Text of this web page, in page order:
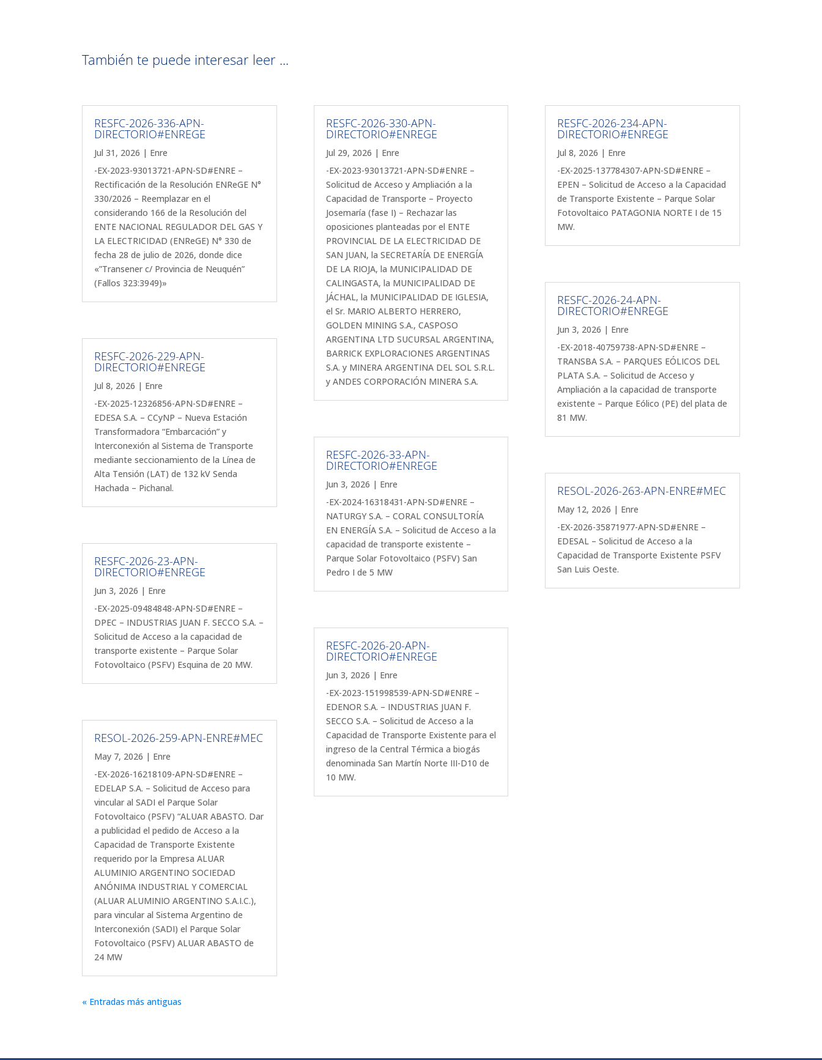
También te puede interesar leer ...
RESFC-2026-336-APN-
DIRECTORIO#ENREGE
Jul 31, 2026 | Enre
-EX-2023-93013721-APN-SD#ENRE –
Rectificación de la Resolución ENReGE N°
330/2026 – Reemplazar en el
considerando 166 de la Resolución del
ENTE NACIONAL REGULADOR DEL GAS Y
LA ELECTRICIDAD (ENReGE) N° 330 de
fecha 28 de julio de 2026, donde dice
«”Transener c/ Provincia de Neuquén”
(Fallos 323:3949)»
RESFC-2026-229-APN-
DIRECTORIO#ENREGE
Jul 8, 2026 | Enre
-EX-2025-12326856-APN-SD#ENRE –
EDESA S.A. – CCyNP – Nueva Estación
Transformadora “Embarcación” y
Interconexión al Sistema de Transporte
mediante seccionamiento de la Línea de
Alta Tensión (LAT) de 132 kV Senda
Hachada – Pichanal.
RESFC-2026-23-APN-
DIRECTORIO#ENREGE
Jun 3, 2026 | Enre
-EX-2025-09484848-APN-SD#ENRE –
DPEC – INDUSTRIAS JUAN F. SECCO S.A. –
Solicitud de Acceso a la capacidad de
transporte existente – Parque Solar
Fotovoltaico (PSFV) Esquina de 20 MW.
RESOL-2026-259-APN-ENRE#MEC
May 7, 2026 | Enre
-EX-2026-16218109-APN-SD#ENRE –
EDELAP S.A. – Solicitud de Acceso para
vincular al SADI el Parque Solar
Fotovoltaico (PSFV) “ALUAR ABASTO. Dar
a publicidad el pedido de Acceso a la
Capacidad de Transporte Existente
requerido por la Empresa ALUAR
ALUMINIO ARGENTINO SOCIEDAD
ANÓNIMA INDUSTRIAL Y COMERCIAL
(ALUAR ALUMINIO ARGENTINO S.A.I.C.),
para vincular al Sistema Argentino de
Interconexión (SADI) el Parque Solar
Fotovoltaico (PSFV) ALUAR ABASTO de
24 MW
RESFC-2026-330-APN-
DIRECTORIO#ENREGE
Jul 29, 2026 | Enre
-EX-2023-93013721-APN-SD#ENRE –
Solicitud de Acceso y Ampliación a la
Capacidad de Transporte – Proyecto
Josemaría (fase I) – Rechazar las
oposiciones planteadas por el ENTE
PROVINCIAL DE LA ELECTRICIDAD DE
SAN JUAN, la SECRETARÍA DE ENERGÍA
DE LA RIOJA, la MUNICIPALIDAD DE
CALINGASTA, la MUNICIPALIDAD DE
JÁCHAL, la MUNICIPALIDAD DE IGLESIA,
el Sr. MARIO ALBERTO HERRERO,
GOLDEN MINING S.A., CASPOSO
ARGENTINA LTD SUCURSAL ARGENTINA,
BARRICK EXPLORACIONES ARGENTINAS
S.A. y MINERA ARGENTINA DEL SOL S.R.L.
y ANDES CORPORACIÓN MINERA S.A.
RESFC-2026-33-APN-
DIRECTORIO#ENREGE
Jun 3, 2026 | Enre
-EX-2024-16318431-APN-SD#ENRE –
NATURGY S.A. – CORAL CONSULTORÍA
EN ENERGÍA S.A. – Solicitud de Acceso a la
capacidad de transporte existente –
Parque Solar Fotovoltaico (PSFV) San
Pedro I de 5 MW
RESFC-2026-20-APN-
DIRECTORIO#ENREGE
Jun 3, 2026 | Enre
-EX-2023-151998539-APN-SD#ENRE –
EDENOR S.A. – INDUSTRIAS JUAN F.
SECCO S.A. – Solicitud de Acceso a la
Capacidad de Transporte Existente para el
ingreso de la Central Térmica a biogás
denominada San Martín Norte III-D10 de
10 MW.
RESFC-2026-234-APN-
DIRECTORIO#ENREGE
Jul 8, 2026 | Enre
-EX-2025-137784307-APN-SD#ENRE –
EPEN – Solicitud de Acceso a la Capacidad
de Transporte Existente – Parque Solar
Fotovoltaico PATAGONIA NORTE I de 15
MW.
RESFC-2026-24-APN-
DIRECTORIO#ENREGE
Jun 3, 2026 | Enre
-EX-2018-40759738-APN-SD#ENRE –
TRANSBA S.A. – PARQUES EÓLICOS DEL
PLATA S.A. – Solicitud de Acceso y
Ampliación a la capacidad de transporte
existente – Parque Eólico (PE) del plata de
81 MW.
RESOL-2026-263-APN-ENRE#MEC
May 12, 2026 | Enre
-EX-2026-35871977-APN-SD#ENRE –
EDESAL – Solicitud de Acceso a la
Capacidad de Transporte Existente PSFV
San Luis Oeste.
« Entradas más antiguas